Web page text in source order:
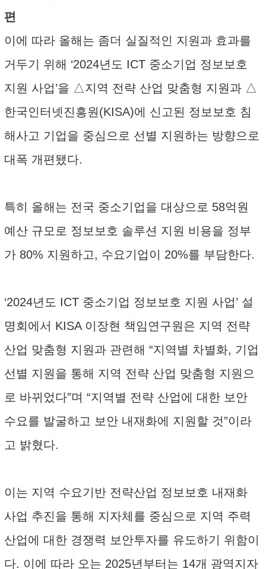
편
이에 따라 올해는 좀더 실질적인 지원과 효과를
거두기 위해 ‘2024년도 ICT 중소기업 정보보호
지원 사업’을 △지역 전략 산업 맞춤형 지원과 △
한국인터넷진흥원(KISA)에 신고된 정보보호 침
해사고 기업을 중심으로 선별 지원하는 방향으로
대폭 개편됐다.
특히 올해는 전국 중소기업을 대상으로 58억원
예산 규모로 정보보호 솔루션 지원 비용을 정부
가 80% 지원하고, 수요기업이 20%를 부담한다.
‘2024년도 ICT 중소기업 정보보호 지원 사업’ 설
명회에서 KISA 이장현 책임연구원은 지역 전략
산업 맞춤형 지원과 관련해 “지역별 차별화, 기업
선별 지원을 통해 지역 전략 산업 맞춤형 지원으
로 바뀌었다”며 “지역별 전략 산업에 대한 보안
수요를 발굴하고 보안 내재화에 지원할 것”이라
고 밝혔다.
이는 지역 수요기반 전략산업 정보보호 내재화
사업 추진을 통해 지자체를 중심으로 지역 주력
산업에 대한 경쟁력 보안투자를 유도하기 위함이
다. 이에 따라 오는 2025년부터는 14개 광역지자